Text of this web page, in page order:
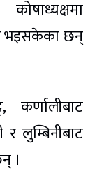
भइसकेका छन्
कर्णालीबाट
र लुम्बिनीबाट
।